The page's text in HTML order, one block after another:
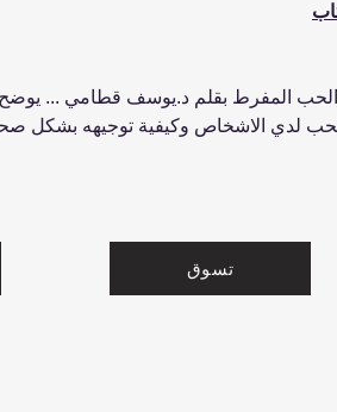
المفرط بقلم د.يوسف قطامي ... يوضح
لدي الاشخاص وكيفية توجيهه بشكل
تسوق